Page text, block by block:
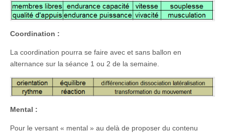
Coordination :
La coordination pourra se faire avec et sans ballon en
alternance sur la séance 1 ou 2 de la semaine.
Mental :
Pour le versant « mental » au delà de proposer du contenu